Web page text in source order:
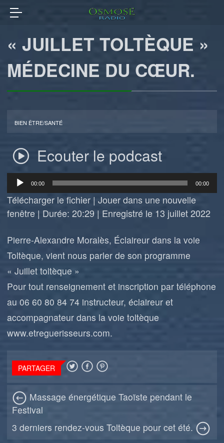
« JUILLET TOLTÈQUE »
MÉDECINE DU CŒUR.
BIEN ÊTRE/SANTÉ
Ecouter le podcast
Lecteur
audio
00:00 00:00
Télécharger le fichier |Jouer dans une nouvelle
fenêtre | Durée: 20:29 | Enregistré le 13 juillet 2022
Pierre-Alexandre Moralès, Éclaireur dans la voie
Toltèque, vient nous parler de son programme
« Juillet toltèque »
Pour tout renseignement et inscription par téléphone
au 06 60 80 84 74 instructeur, éclaireur et
accompagnateur dans la voie toltèque
www.etreguerisseurs.com.
PARTAGER
Massage énergétique Taoïste pendant le
Festival
3 derniers rendez-vous Toltèque pour cet été.